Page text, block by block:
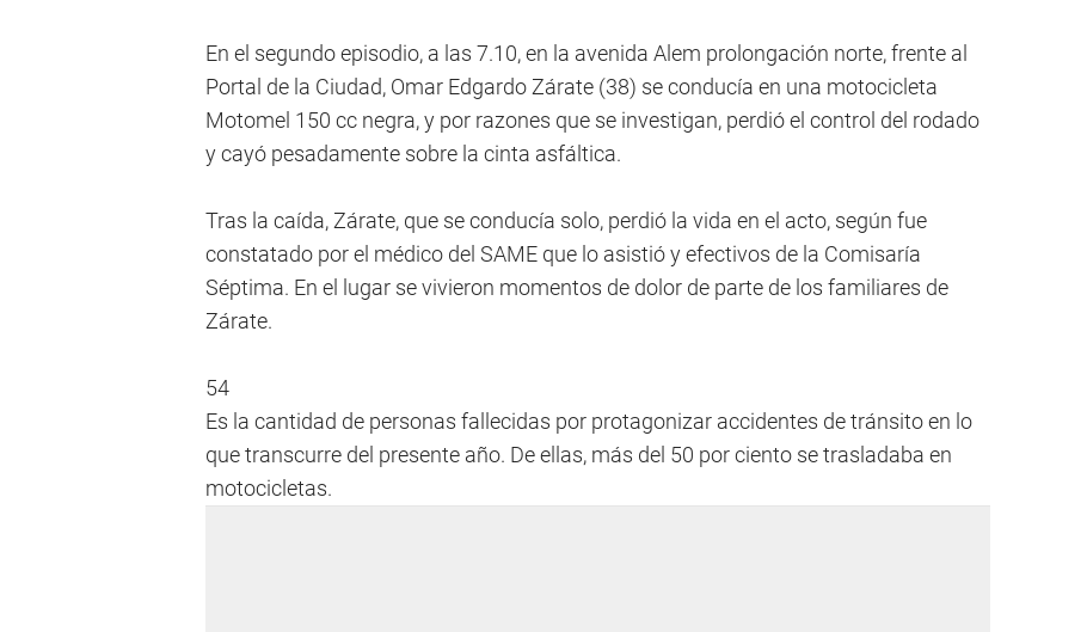
En el segundo episodio, a las 7.10, en la avenida Alem prolongación norte, frente al
Portal de la Ciudad, Omar Edgardo Zárate (38) se conducía en una motocicleta
Motomel 150 cc negra, y por razones que se investigan, perdió el control del rodado
y cayó pesadamente sobre la cinta asfáltica.
Tras la caída, Zárate, que se conducía solo, perdió la vida en el acto, según fue
constatado por el médico del SAME que lo asistió y efectivos de la Comisaría
Séptima. En el lugar se vivieron momentos de dolor de parte de los familiares de
Zárate.
54
Es la cantidad de personas fallecidas por protagonizar accidentes de tránsito en lo
que transcurre del presente año. De ellas, más del 50 por ciento se trasladaba en
motocicletas.